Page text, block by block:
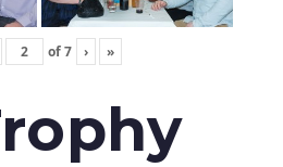
of7 › »